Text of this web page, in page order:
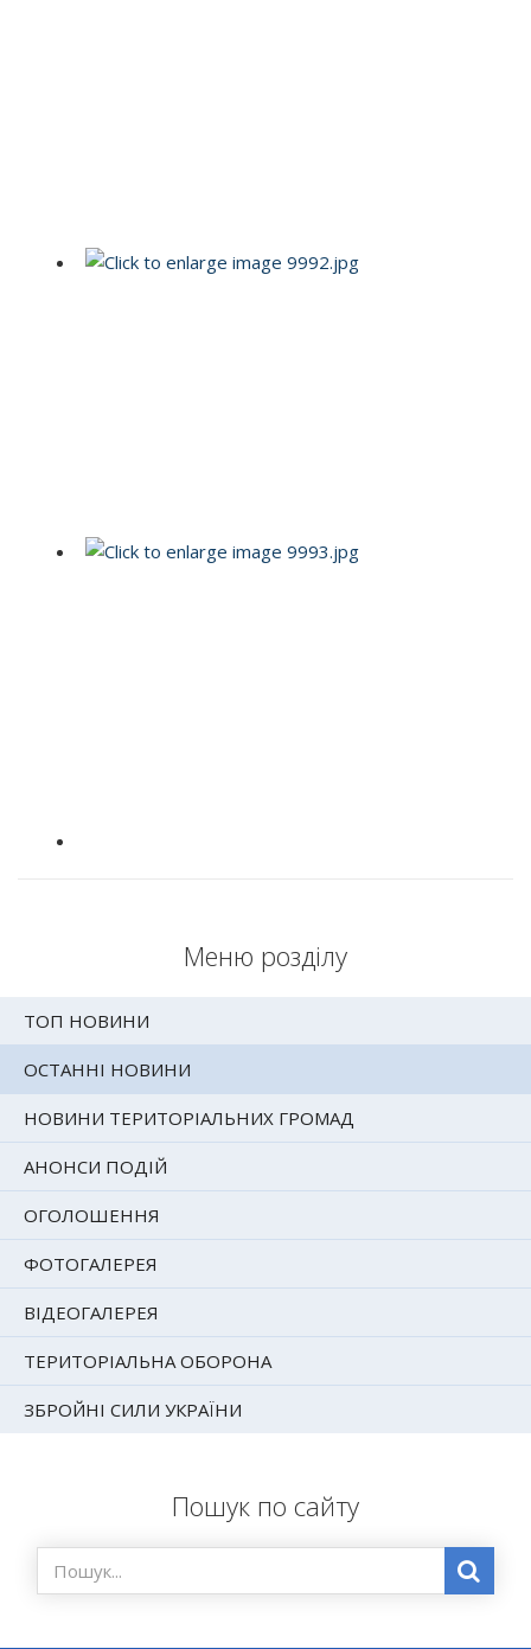
Меню розділу
ТОП НОВИНИ
ОСТАННІ НОВИНИ
НОВИНИ ТЕРИТОРІАЛЬНИХ ГРОМАД
АНОНСИ ПОДІЙ
ОГОЛОШЕННЯ
ФОТОГАЛЕРЕЯ
ВІДЕОГАЛЕРЕЯ
ТЕРИТОРІАЛЬНА ОБОРОНА
ЗБРОЙНІ СИЛИ УКРАЇНИ
Пошук по сайту